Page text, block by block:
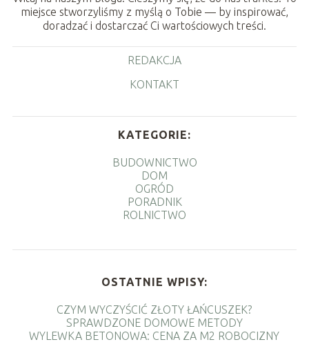
miejsce stworzyliśmy z myślą o Tobie — by inspirować,
doradzać i dostarczać Ci wartościowych treści.
REDAKCJA
KONTAKT
KATEGORIE:
BUDOWNICTWO
DOM
OGRÓD
PORADNIK
ROLNICTWO
OSTATNIE WPISY:
CZYM WYCZYŚCIĆ ZŁOTY ŁAŃCUSZEK?
SPRAWDZONE DOMOWE METODY
WYLEWKA BETONOWA: CENA ZA M2 ROBOCIZNY